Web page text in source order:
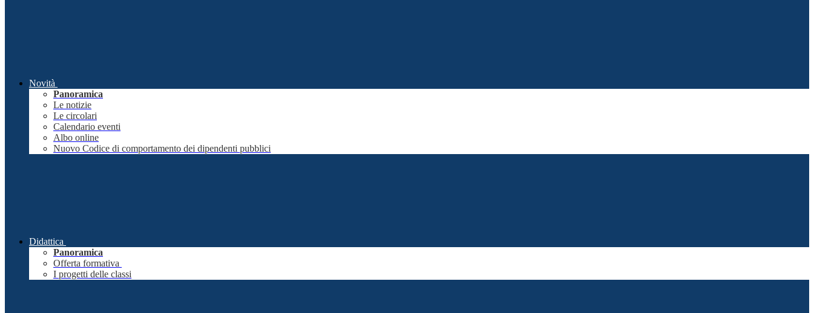
Novità
Panoramica
Le notizie
Le circolari
Calendario eventi
Albo online
Nuovo Codice di comportamento dei dipendenti pubblici
Didattica
Panoramica
Offerta formativa
I progetti delle classi